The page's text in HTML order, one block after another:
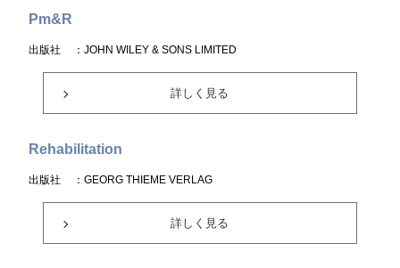
Pm&R
出版社 ：JOHN WILEY & SONS LIMITED
詳しく見る
Rehabilitation
出版社 ：GEORG THIEME VERLAG
詳しく見る